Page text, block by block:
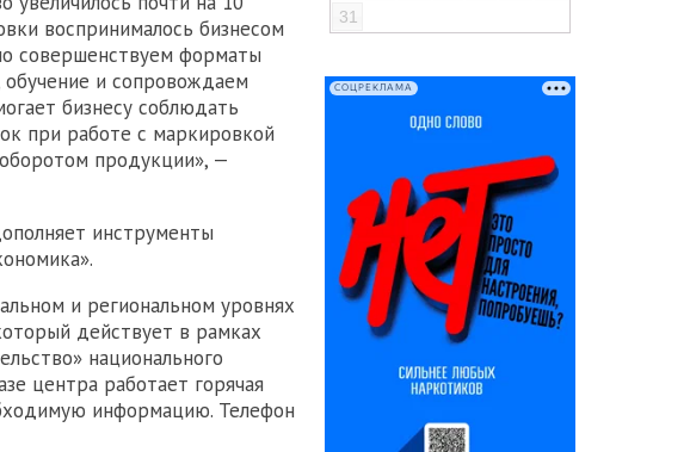
воспринималось бизнесом
совершенствуем форматы
и сопровождаем
бизнесу соблюдать
при работе с маркировкой
продукции», —
инструменты
и региональном уровнях
действует в рамках
национального
центра работает горячая
информацию. Телефон
31
СОЦРЕКЛАМА